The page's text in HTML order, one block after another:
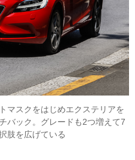
マスクをはじめエクステリアを
バック。グレードも2つ増えて7
肢を広げている